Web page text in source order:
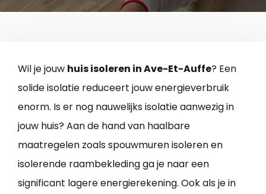
Wil je jouw huis isoleren in Ave-Et-Auffe? Een
solide isolatie reduceert jouw energieverbruik
enorm. Is er nog nauwelijks isolatie aanwezig in
jouw huis? Aan de hand van haalbare
maatregelen zoals spouwmuren isoleren en
isolerende raambekleding ga je naar een
significant lagere energierekening. Ook als je in